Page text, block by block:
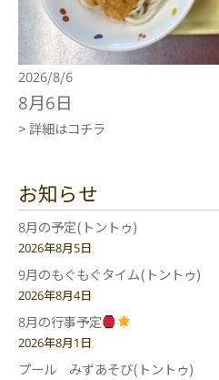
2026/8/6
8月6日
> 詳細はコチラ
お知らせ
8月の予定(トントゥ)
2026年8月5日
9月のもぐもぐタイム(トントゥ)
2026年8月4日
8月の行事予定
2026年8月1日
プール みずあそび(トントゥ)